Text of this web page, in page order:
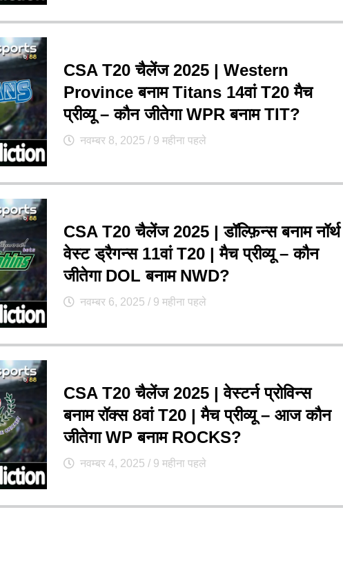
CSA T20 चैलेंज 2025 | Western
Province बनाम Titans 14वां T20 मैच
प्रीव्यू – कौन जीतेगा WPR बनाम TIT?
नवम्बर 8, 2025 / 9 महीना पहले
CSA T20 चैलेंज 2025 | डॉल्फ़िन्स बनाम नॉर्थ
वेस्ट ड्रैगन्स 11वां T20 | मैच प्रीव्यू – कौन
जीतेगा DOL बनाम NWD?
नवम्बर 6, 2025 / 9 महीना पहले
CSA T20 चैलेंज 2025 | वेस्टर्न प्रोविन्स
बनाम रॉक्स 8वां T20 | मैच प्रीव्यू – आज कौन
जीतेगा WP बनाम ROCKS?
नवम्बर 4, 2025 / 9 महीना पहले